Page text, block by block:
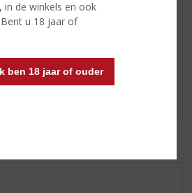
in de winkels en ook
u 18 jaar of
ben 18 jaar of ouder